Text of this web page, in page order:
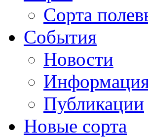
Сорта
События
Новости
Публикации
Новые сорта